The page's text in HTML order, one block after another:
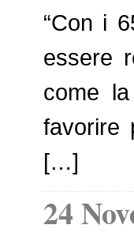
“Con i
essere
come
favorire
[…]
24